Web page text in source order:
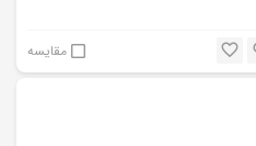
مقایسه